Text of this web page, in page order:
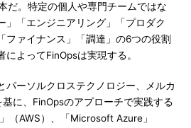
だ。特定の個人や専門チームではな
」「エンジニアリング」「プロダク
ファイナンス」「調達」の6つの役割
よってFinOpsは実現する。
ーソルクロステクノロジー、メルカ
に、FinOpsのアプローチで実践する
（AWS）、「Microsoft Azure」